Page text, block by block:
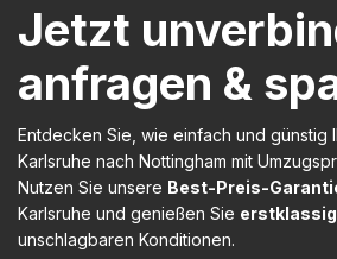
Jetzt
anfragen &
Entdecken Sie, wie einfach und günstig
Karlsruhe nach Nottingham mit
Nutzen Sie unsere Best-Preis-
Karlsruhe und genießen Sie
unschlagbaren Konditionen.